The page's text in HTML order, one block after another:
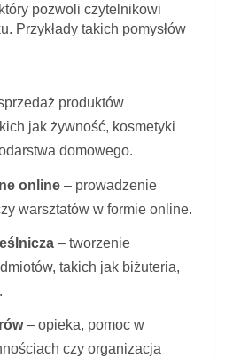
pozwoli czytelnikowi
Przykłady takich pomysłów
produktów
jak żywność, kosmetyki
domowego.
online– prowadzenie
warsztatów w formie online.
– tworzenie
takich jak biżuteria,
– opieka, pomoc w
czy organizacja